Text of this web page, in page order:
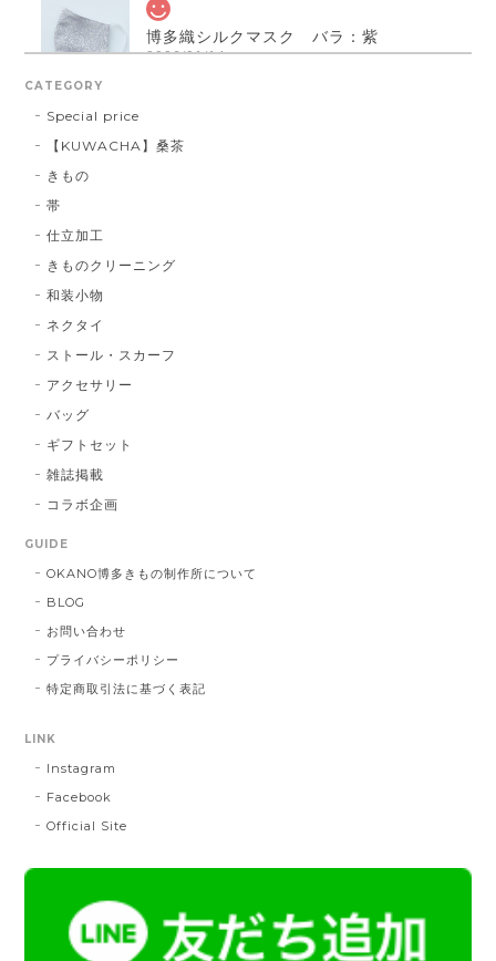
博多織シルクマスク バラ：紫
2026/01/14
2025/05/26
2024/11/30
帯締 二分紐：鼡
CATEGORY
Special price
【KUWACHA】桑茶
きもの
帯
仕立加工
きものクリーニング
和装小物
ネクタイ
ストール・スカーフ
アクセサリー
バッグ
ギフトセット
雑誌掲載
コラボ企画
GUIDE
OKANO博多きもの制作所について
BLOG
お問い合わせ
プライバシーポリシー
特定商取引法に基づく表記
LINK
Instagram
Facebook
Official Site